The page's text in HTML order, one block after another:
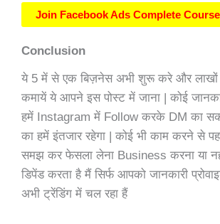
Join Facebook Ads Complete Course
Conclusion
ये 5 में से एक बिज़नेस अभी शुरू करे और लाखों
कमायें ये आपने इस पोस्ट में जाना | कोई
हमें Instagram में Follow करके DM का
का हमें इंतजार रहेगा | कोई भी काम करने से
समझ कर फेसला लेना Business करना या
डिपेंड करता है मैं सिर्फ आपको जानकारी
अभी ट्रेंडिंग में चल रहा हैं